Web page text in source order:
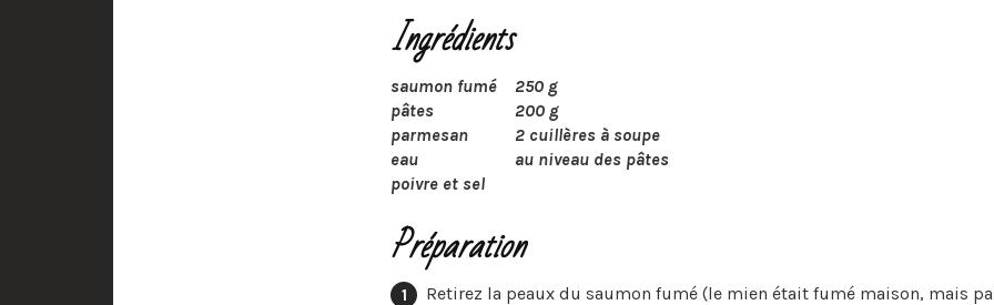
Ingrédients
saumon fumé
250 g
pâtes
200 g
parmesan
2 cuillères à soupe
eau
au niveau des pâtes
poivre et sel
Préparation
Retirez la peaux du saumon fumé (le mien était fumé maison, mais